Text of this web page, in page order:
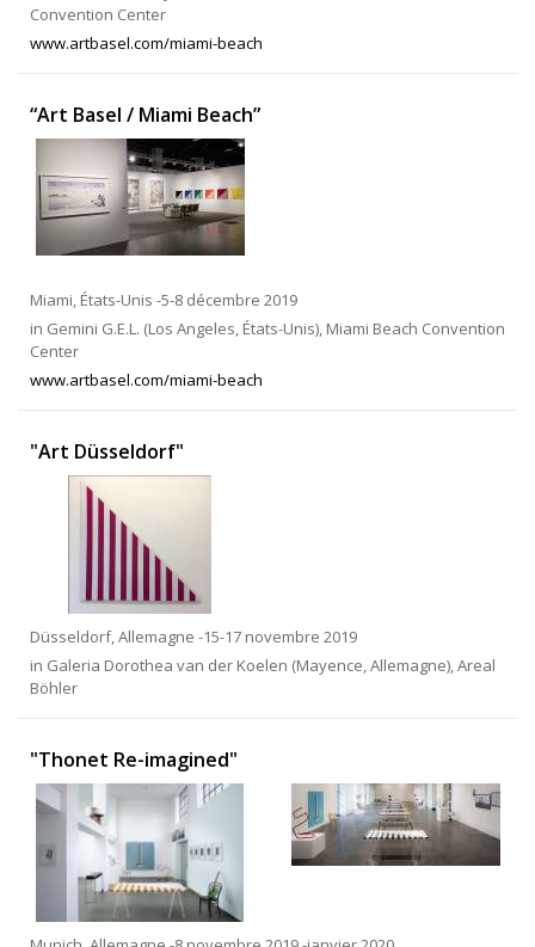
Convention Center
www.artbasel.com/miami-beach
“Art Basel / Miami Beach”
Miami, États-Unis -5-8 décembre 2019
in Gemini G.E.L. (Los Angeles, États-Unis), Miami Beach Convention
Center
www.artbasel.com/miami-beach
"Art Düsseldorf"
Düsseldorf, Allemagne -15-17 novembre 2019
in Galeria Dorothea van der Koelen (Mayence, Allemagne), Areal
Böhler
"Thonet Re-imagined"